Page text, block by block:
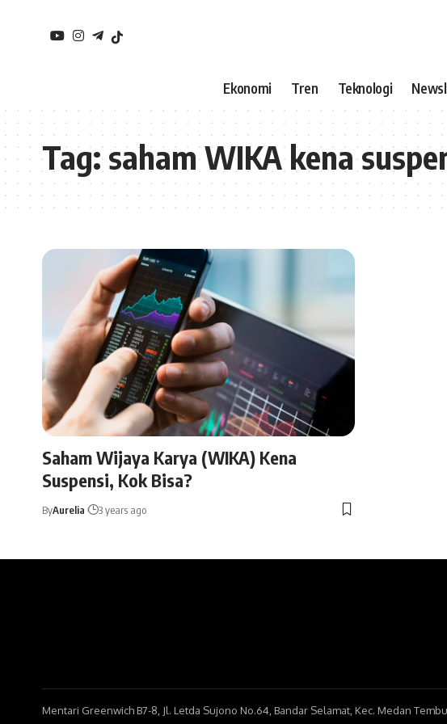
Ekonomi Tren Teknologi
Tag:saham WIKA kena
Saham Wijaya Karya (WIKA) Kena
Suspensi, Kok Bisa?
ByAurelia 3 years ago
Mentari Greenwich B7-8, Jl. Letda Sujono No.64, Bandar Selamat, Kec. Medan